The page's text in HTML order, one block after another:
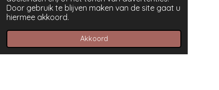
Door gebruik te blijven maken van de site gaat u
hiermee akkoord.
Akkoord